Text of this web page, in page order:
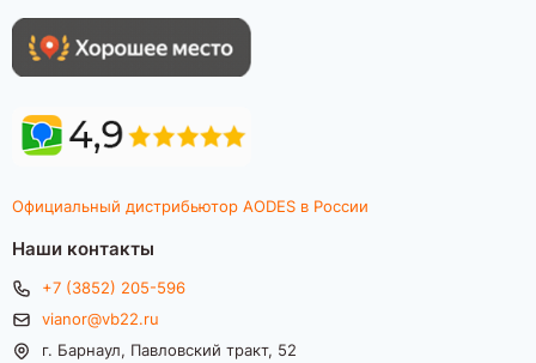
Официальный дистрибьютор AODES в России
Наши контакты
+7 (3852) 205-596
vianor@vb22.ru
г. Барнаул, Павловский тракт, 52